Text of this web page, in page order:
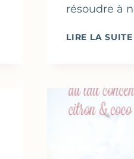
résoudre à
LIRE LA SUITE